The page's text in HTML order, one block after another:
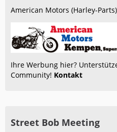
American Motors (Harley-Parts)
Ihre Werbung hier?
Community! Kontakt
Street Bob Meeting